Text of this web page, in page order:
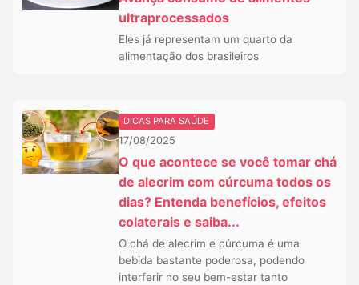
ultraprocessados
Eles já representam um quarto da
alimentação dos brasileiros
DICAS PARA SAÚDE
17/08/2025
O que acontece se você tomar chá
de alecrim com cúrcuma todos os
dias? Entenda benefícios, efeitos
colaterais e saiba...
O chá de alecrim e cúrcuma é uma
bebida bastante poderosa, podendo
interferir no seu bem-estar tanto